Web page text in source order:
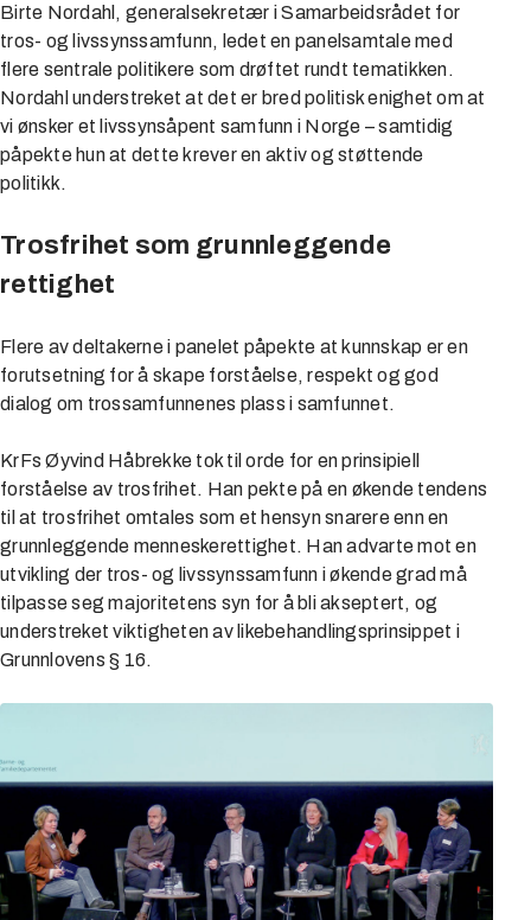
Birte Nordahl, generalsekretær i Samarbeidsrådet for
tros- og livssynssamfunn, ledet en panelsamtale med
flere sentrale politikere som drøftet rundt tematikken.
Nordahl understreket at det er bred politisk enighet om at
vi ønsker et livssynsåpent samfunn i Norge – samtidig
påpekte hun at dette krever en aktiv og støttende
politikk.
Trosfrihet som grunnleggende
rettighet
Flere av deltakerne i panelet påpekte at kunnskap er en
forutsetning for å skape forståelse, respekt og god
dialog om trossamfunnenes plass i samfunnet.
KrFs Øyvind Håbrekke tok til orde for en prinsipiell
forståelse av trosfrihet. Han pekte på en økende tendens
til at trosfrihet omtales som et hensyn snarere enn en
grunnleggende menneskerettighet. Han advarte mot en
utvikling der tros- og livssynssamfunn i økende grad må
tilpasse seg majoritetens syn for å bli akseptert, og
understreket viktigheten av likebehandlingsprinsippet i
Grunnlovens § 16.